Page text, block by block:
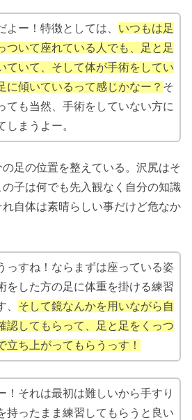
よー！特徴としては、 いつもは足
ついて座れている人でも、足と足
ていて、そして体が手術をしてい
に傾いているって感じかなー？ そ
ても当然、手術をしていない方に
しまうよー。
足の位置を整えている。沢尻はそ
子は何でも先入観なく自分の知識
自体は素晴らしい事だけど危なか
っすね！ならまずは座っている姿
をした方の足に体重を掛ける練習
、 そして鏡なんかを用いながら自
認してもらって、足と足をくっつ
立ち上がってもらうっす！
！それは最初は難しいから手すり
持ったまま練習してもらうと良い